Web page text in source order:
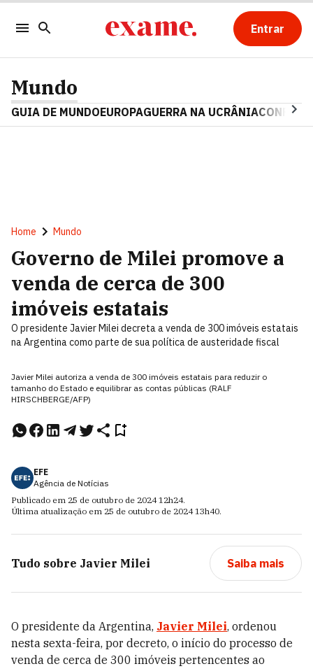
Entrar
Mundo
GUIA DE MUNDOEUROPAGUERRA NA UCRÂNIA
Home Mundo
Governo de Milei promove a
venda de cerca de 300
imóveis estatais
O presidente Javier Milei decreta a venda de 300 imóveis estatais
na Argentina como parte de sua política de austeridade fiscal
Javier Milei autoriza a venda de 300 imóveis estatais para reduzir o
tamanho do Estado e equilibrar as contas públicas (RALF
HIRSCHBERGE/AFP)
EFE
Agência de Notícias
Publicado em 25 de outubro de 2024 12h24.
Última atualização em 25 de outubro de 2024 13h40.
Tudo sobre Javier Milei Saiba mais
O presidente da Argentina, Javier Milei, ordenou
nesta sexta-feira, por decreto, o início do processo de
venda de cerca de 300 imóveis pertencentes ao